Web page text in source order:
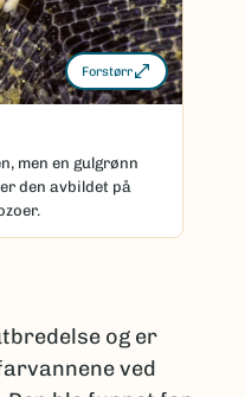
Forstørr
men en gulgrønn
den avbildet på
og er
ved